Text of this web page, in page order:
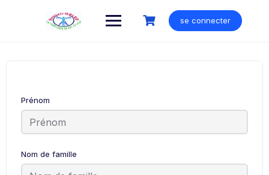
se connecter
Prénom
Nom de famille